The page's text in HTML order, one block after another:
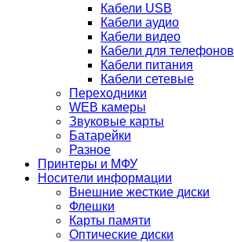
Кабели USB
Кабели аудио
Кабели видео
Кабели для телефонов
Кабели питания
Кабели сетевые
Переходники
WEB камеры
Звуковые карты
Батарейки
Разное
Принтеры и МФУ
Носители информации
Внешние жесткие диски
Флешки
Карты памяти
Оптические диски